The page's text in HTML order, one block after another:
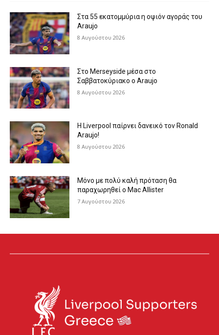
Στα 55 εκατομμύρια η οψιόν αγοράς του
Araujo
8 Αυγούστου 2026
Στο Merseyside μέσα στο
Σαββατοκύριακο ο Araujo
8 Αυγούστου 2026
Η Liverpool παίρνει δανεικό τον Ronald
Araujo!
8 Αυγούστου 2026
Μόνο με πολύ καλή πρόταση θα
παραχωρηθεί ο Mac Allister
7 Αυγούστου 2026